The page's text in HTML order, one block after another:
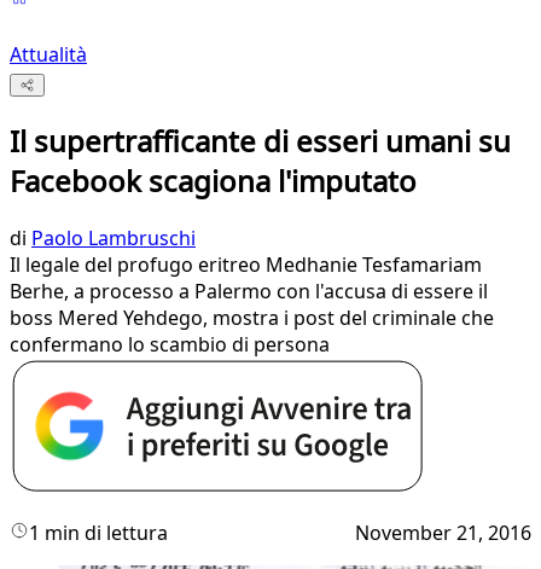
Attualità
Il supertrafficante di esseri umani su
Facebook scagiona l'imputato
di Paolo Lambruschi
Il legale del profugo eritreo Medhanie Tesfamariam
Berhe, a processo a Palermo con l'accusa di essere il
boss Mered Yehdego, mostra i post del criminale che
confermano lo scambio di persona
1 min di lettura November 21, 2016